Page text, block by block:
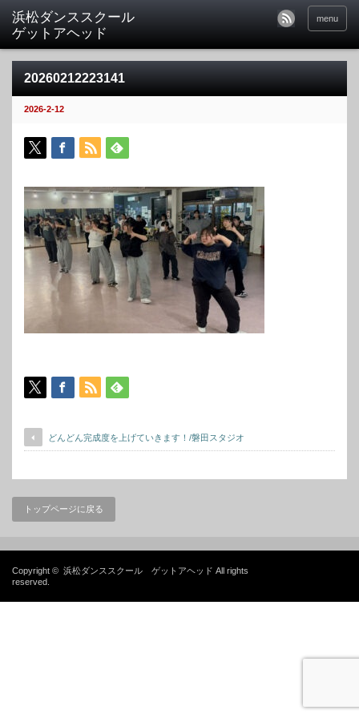
menu
20260212223141
2026-2-12
どんどん完成度を上げていきます！/磐田スタジオ
トップページに戻る
Copyright © 浜松ダンススクール ゲットアヘッド All rights
reserved.